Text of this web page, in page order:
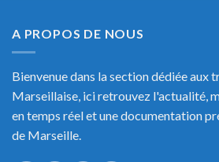
A PROPOS DE NOUS
Bienvenue dans la section dédiée aux
Marseillaise, ici retrouvez l'actualité,
en temps réel et une documentation
de Marseille.